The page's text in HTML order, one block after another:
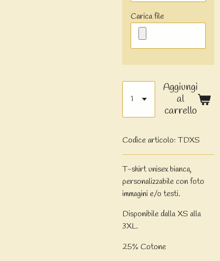
Carica file
Aggiungi
al
carrello
Codice articolo: TDXS
T-shirt unisex bianca,
personalizzabile con foto
immagini e/o testi.
Disponibile dalla XS alla
3XL.
25% Cotone